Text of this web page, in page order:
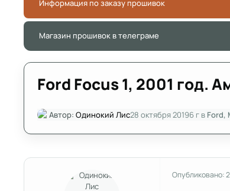
Информация по заказу прошивок
Магазин прошивок в телеграме
Ford Focus 1, 2001 год.
Автор: Одинокий Лис28 октября 20196 гв Ford,
Опубликовано: